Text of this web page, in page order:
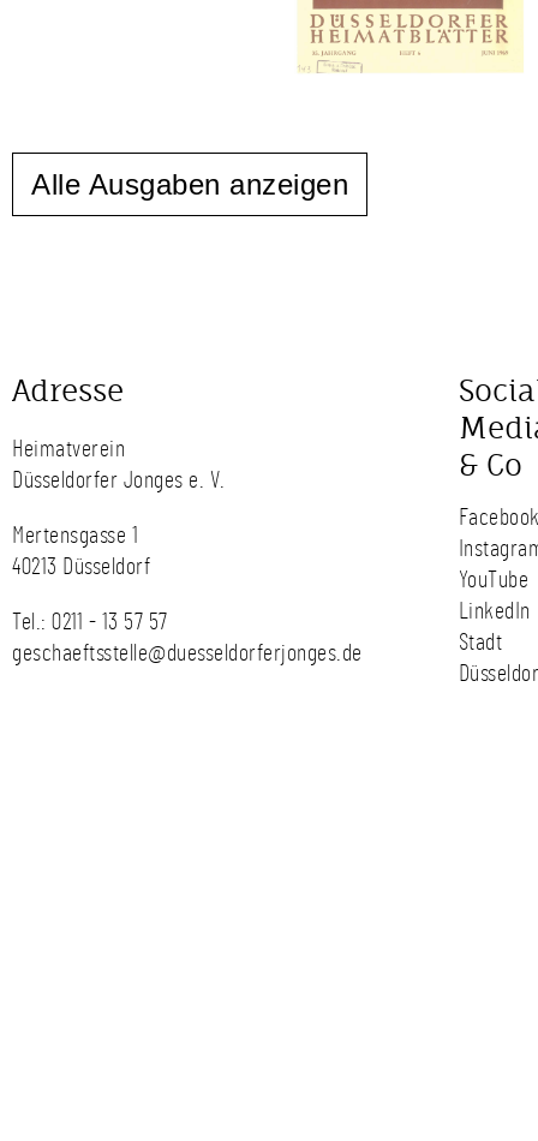
Alle Ausgaben anzeigen
Adresse
Heimatverein
Düsseldorfer Jonges e. V.
Mertensgasse 1
40213 Düsseldorf
Tel.: 0211 - 13 57 57
geschaeftsstelle@duesseldorferjonges.de
& Co
YouTube
LinkedIn
Stadt